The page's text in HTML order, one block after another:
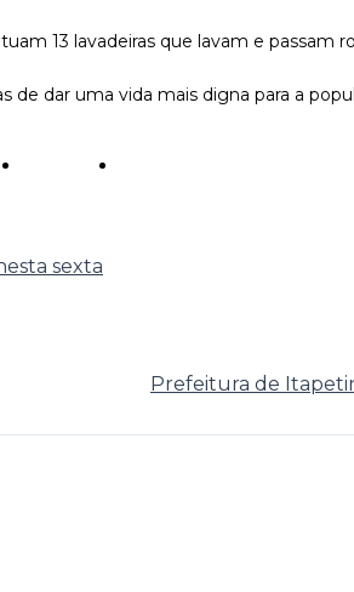
13 lavadeiras que lavam e passam
de dar uma vida mais digna para a
sexta
Prefeitura de